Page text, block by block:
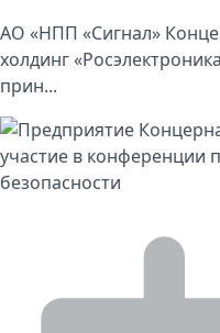
АО «НПП «Сигнал»
холдинг
прин...